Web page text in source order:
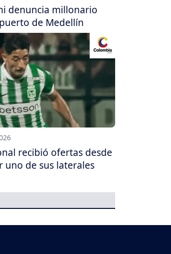
denuncia millonario
de Medellín
recibió ofertas desde
uno de sus laterales